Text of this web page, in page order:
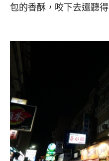
包的香酥，咬下去還聽